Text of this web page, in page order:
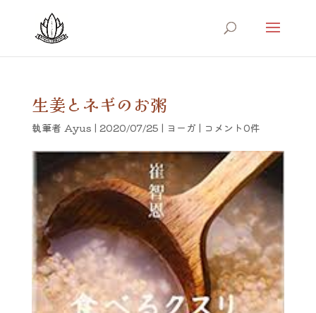
生姜とネギのお粥
執筆者 Ayus | 2020/07/25 | ヨーガ | コメント0件